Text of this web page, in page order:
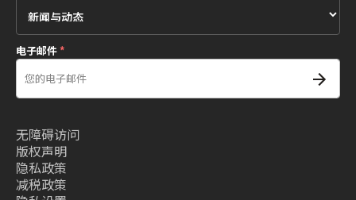
电子邮件*
无障碍访问
版权声明
隐私政策
减税政策